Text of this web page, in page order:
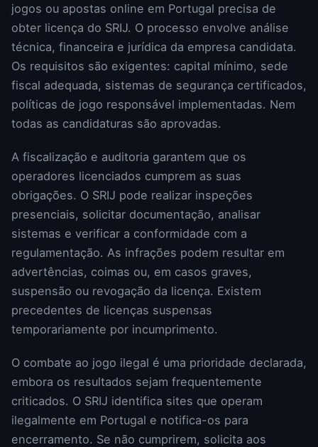
jogos ou apostas online em Portugal precisa de
obter licença do SRIJ. O processo envolve análise
técnica, financeira e jurídica da empresa candidata.
Os requisitos são exigentes: capital mínimo, sede
fiscal adequada, sistemas de segurança certificados,
políticas de jogo responsável implementadas. Nem
todas as candidaturas são aprovadas.
A fiscalização e auditoria garantem que os
operadores licenciados cumprem as suas
obrigações. O SRIJ pode realizar inspeções
presenciais, solicitar documentação, analisar
sistemas e verificar a conformidade com a
regulamentação. As infrações podem resultar em
advertências, coimas ou, em casos graves,
suspensão ou revogação da licença. Existem
precedentes de licenças suspensas
temporariamente por incumprimento.
O combate ao jogo ilegal é uma prioridade declarada,
embora os resultados sejam frequentemente
criticados. O SRIJ identifica sites que operam
ilegalmente em Portugal e notifica-os para
encerramento. Se não cumprirem, solicita aos